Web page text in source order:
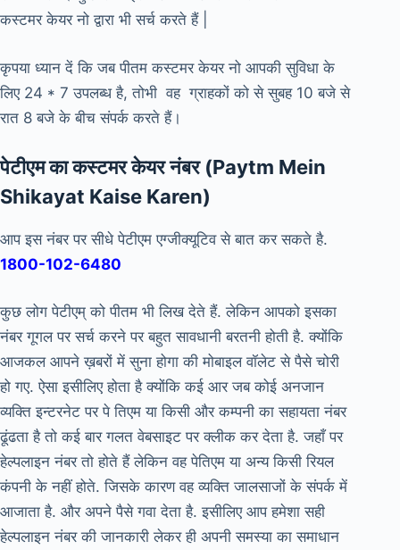
कस्टमर केयर नो द्वारा भी सर्च करते हैं |
कृपया ध्यान दें कि जब पीतम कस्टमर केयर नो आपकी सुविधा के
लिए 24 * 7 उपलब्ध है, तोभी वह ग्राहकों को से सुबह 10 बजे से
रात 8 बजे के बीच संपर्क करते हैं।
पेटीएम का कस्टमर केयर नंबर (Paytm Mein
Shikayat Kaise Karen)
आप इस नंबर पर सीधे पेटीएम एग्जीक्यूटिव से बात कर सकते है.
1800-102-6480
कुछ लोग पेटीएम् को पीतम भी लिख देते हैं. लेकिन आपको इसका
नंबर गूगल पर सर्च करने पर बहुत सावधानी बरतनी होती है. क्योंकि
आजकल आपने ख़बरों में सुना होगा की मोबाइल वॉलेट से पैसे चोरी
हो गए. ऐसा इसीलिए होता है क्योंकि कई आर जब कोई अनजान
व्यक्ति इन्टरनेट पर पे तिएम या किसी और कम्पनी का सहायता नंबर
ढूंढता है तो कई बार गलत वेबसाइट पर क्लीक कर देता है. जहाँ पर
हेल्पलाइन नंबर तो होते हैं लेकिन वह पेतिएम या अन्य किसी रियल
कंपनी के नहीं होते. जिसके कारण वह व्यक्ति जालसाजों के संपर्क में
आजाता है. और अपने पैसे गवा देता है. इसीलिए आप हमेशा सही
हेल्पलाइन नंबर की जानकारी लेकर ही अपनी समस्या का समाधान